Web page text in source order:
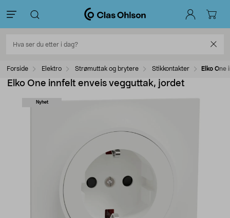
Forside Elektro Strømuttak og brytere Stikkontakter Elko
Elko One innfelt enveis vegguttak, jordet
Nyhet